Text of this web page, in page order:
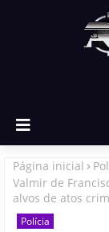
Página inicial
Valmir de
alvos de atos
Polícia